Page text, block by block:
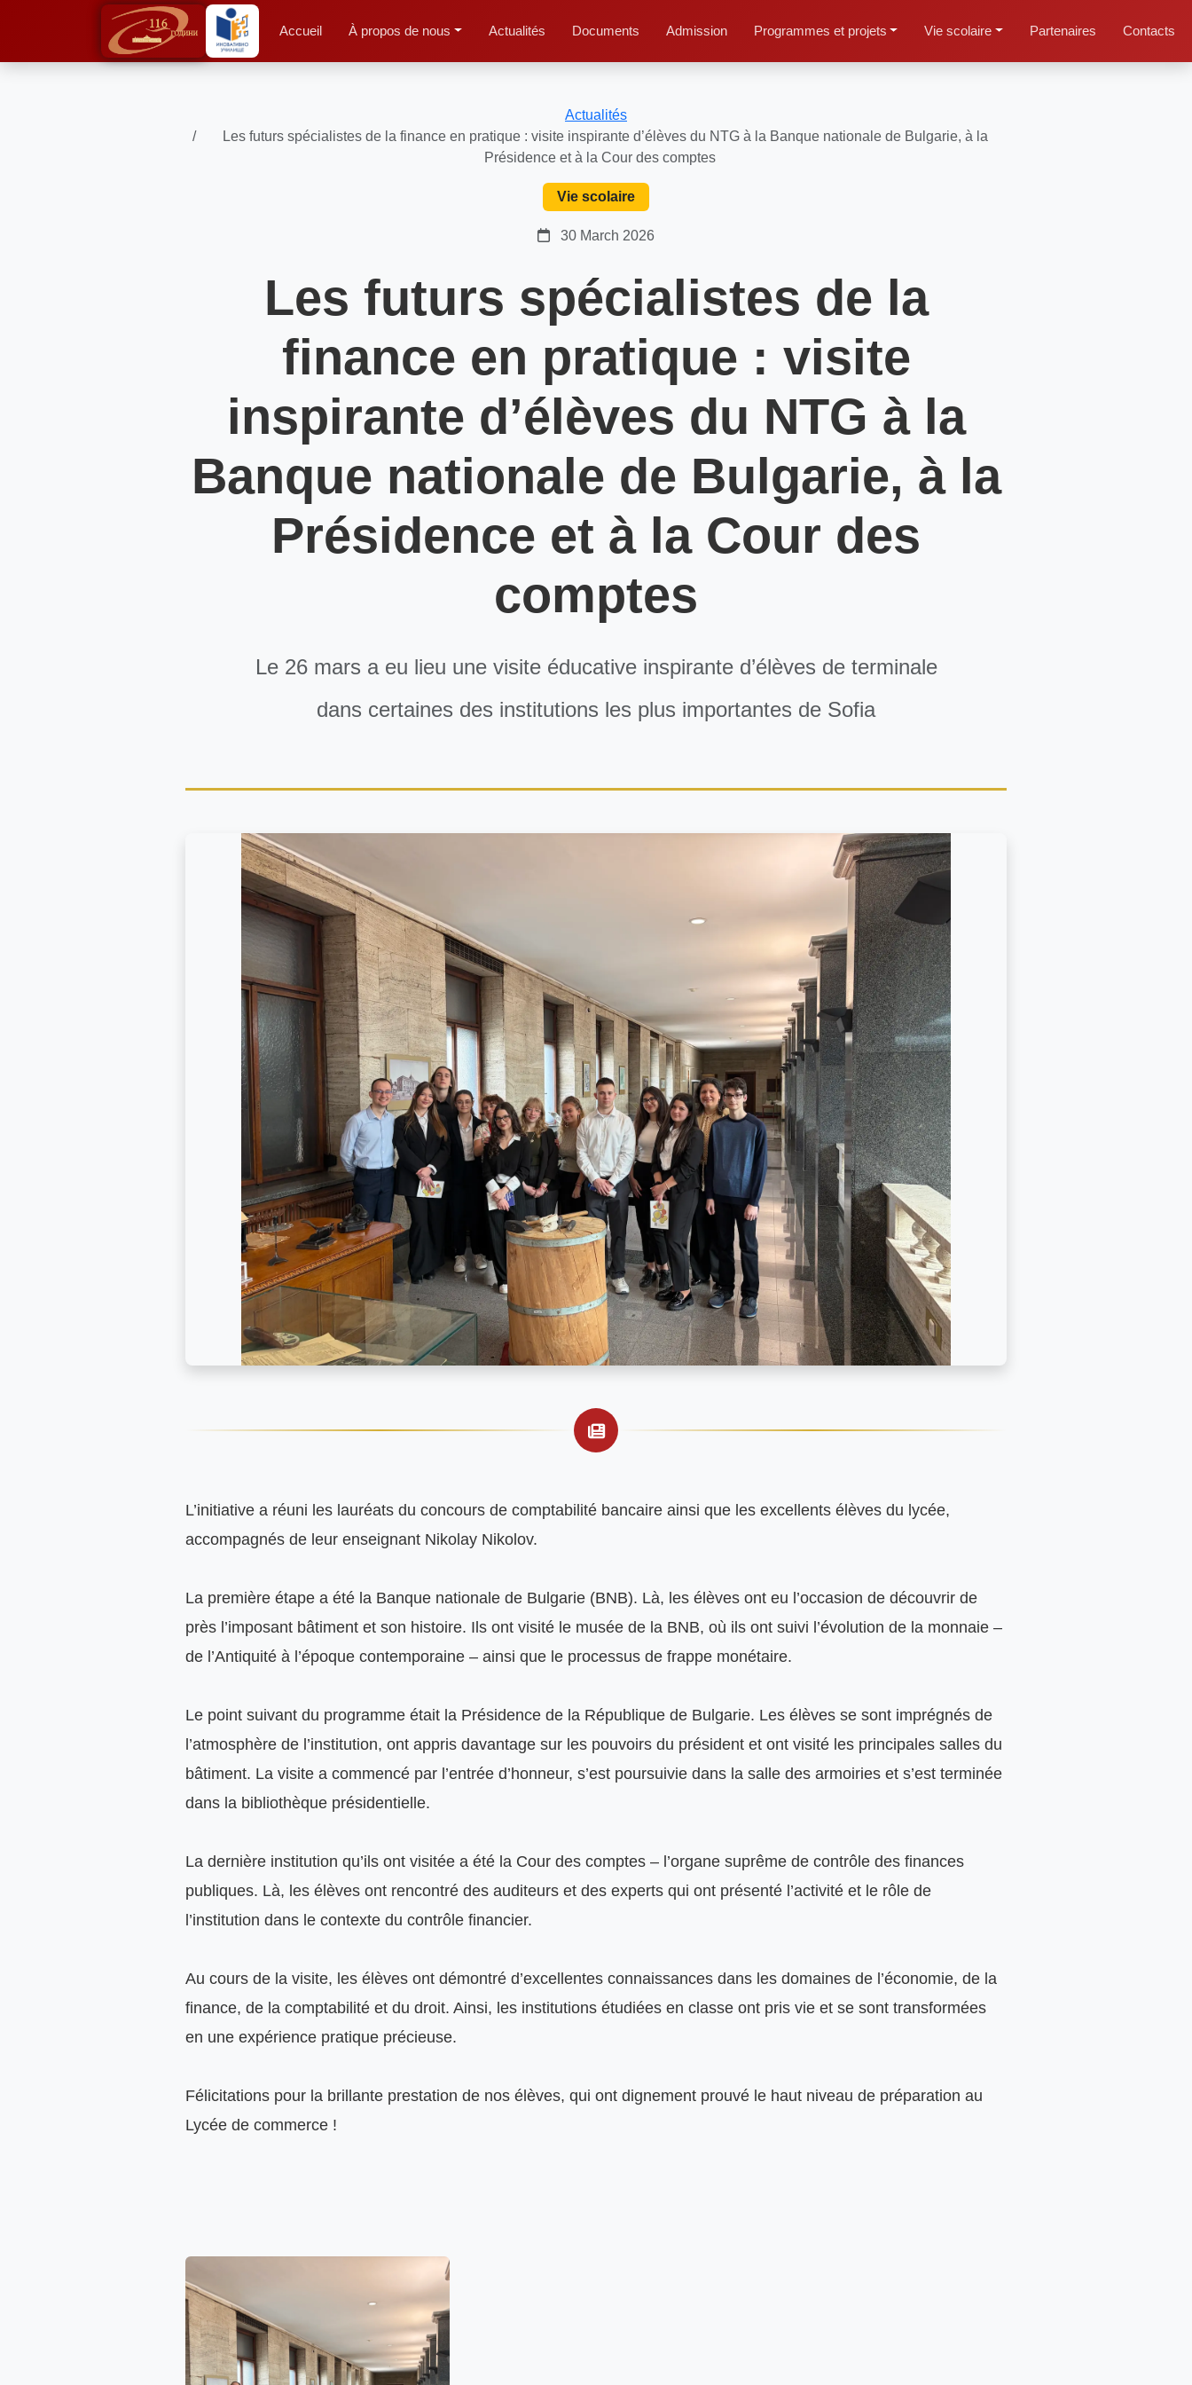
Accueil À propos de nous Actualités Documents Admission Programmes et projets Vie scolaire Partenaires Contacts
Actualités
Les futurs spécialistes de la finance en pratique : visite inspirante d’élèves du NTG à la Banque nationale de Bulgarie, à la
Présidence et à la Cour des comptes
Vie scolaire
30 March 2026
Les futurs spécialistes de la
finance en pratique : visite
inspirante d’élèves du NTG à la
Banque nationale de Bulgarie, à la
Présidence et à la Cour des
comptes
Le 26 mars a eu lieu une visite éducative inspirante d’élèves de terminale
dans certaines des institutions les plus importantes de Sofia
L’initiative a réuni les lauréats du concours de comptabilité bancaire ainsi que les excellents élèves du lycée,
accompagnés de leur enseignant Nikolay Nikolov.
La première étape a été la Banque nationale de Bulgarie (BNB). Là, les élèves ont eu l’occasion de découvrir de
près l’imposant bâtiment et son histoire. Ils ont visité le musée de la BNB, où ils ont suivi l’évolution de la monnaie –
de l’Antiquité à l’époque contemporaine – ainsi que le processus de frappe monétaire.
Le point suivant du programme était la Présidence de la République de Bulgarie. Les élèves se sont imprégnés de
l’atmosphère de l’institution, ont appris davantage sur les pouvoirs du président et ont visité les principales salles du
bâtiment. La visite a commencé par l’entrée d’honneur, s’est poursuivie dans la salle des armoiries et s’est terminée
dans la bibliothèque présidentielle.
La dernière institution qu’ils ont visitée a été la Cour des comptes – l’organe suprême de contrôle des finances
publiques. Là, les élèves ont rencontré des auditeurs et des experts qui ont présenté l’activité et le rôle de
l’institution dans le contexte du contrôle financier.
Au cours de la visite, les élèves ont démontré d’excellentes connaissances dans les domaines de l’économie, de la
finance, de la comptabilité et du droit. Ainsi, les institutions étudiées en classe ont pris vie et se sont transformées
en une expérience pratique précieuse.
Félicitations pour la brillante prestation de nos élèves, qui ont dignement prouvé le haut niveau de préparation au
Lycée de commerce !